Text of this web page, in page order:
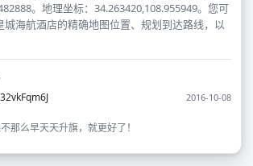
。地理坐标：34.263420,108.955949。您可
城海航酒店的精确地图位置、规划到达路线，以
2016-10-08
那么早天天升旗，就更好了！